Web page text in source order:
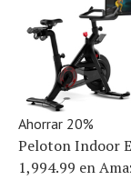
Ahorrar 20%
Peloton Indoor
1,994.99 en